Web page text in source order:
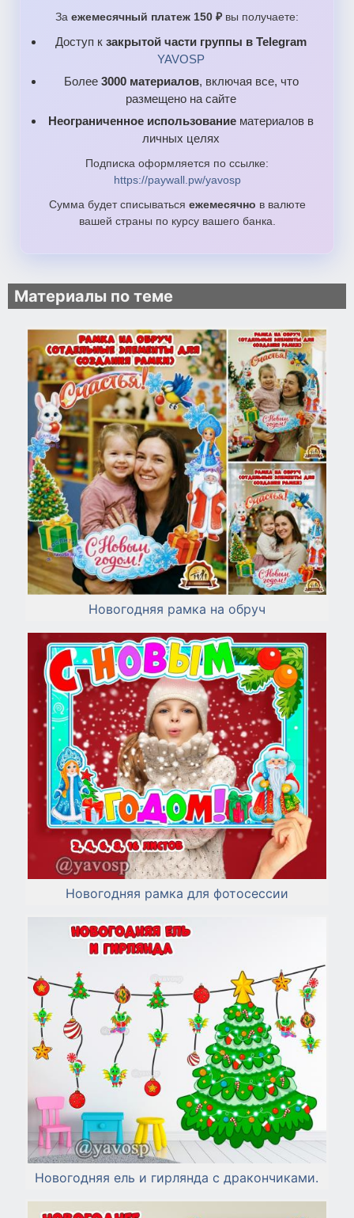
За ежемесячный платеж 150 ₽ вы получаете:
Доступ к закрытой части группы в Telegram
YAVOSP
Более 3000 материалов, включая все, что
размещено на сайте
Неограниченное использование материалов в
личных целях
Подписка оформляется по ссылке:
https://paywall.pw/yavosp
Сумма будет списываться ежемесячно в валюте
вашей страны по курсу вашего банка.
Материалы по теме
Новогодняя рамка на обруч
Новогодняя рамка для фотосессии
Новогодняя ель и гирлянда с дракончиками.